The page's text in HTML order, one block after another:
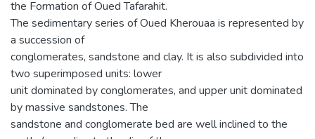
the Formation of Oued Tafarahit.
The sedimentary series of Oued Kherouaa is represented by
a succession of
conglomerates, sandstone and clay. It is also subdivided into
two superimposed units: lower
unit dominated by conglomerates, and upper unit dominated
by massive sandstones. The
sandstone and conglomerate bed are well inclined to the